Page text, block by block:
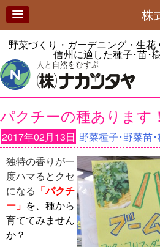
株
野菜づくり・ガーデニング・生花
信州に適した種子･苗･
パクチーの種あります！
2017年02月13日 野菜種子･野菜苗
独特の香りが一
度ハマるとクセ
になる 「パクチ
ー」 を、種から
育ててみません
か？